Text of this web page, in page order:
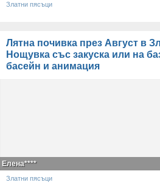
Златни пясъци
Лятна почивка през Август в
Нощувка със закуска или на
басейн и анимация
Елена****
Златни пясъци